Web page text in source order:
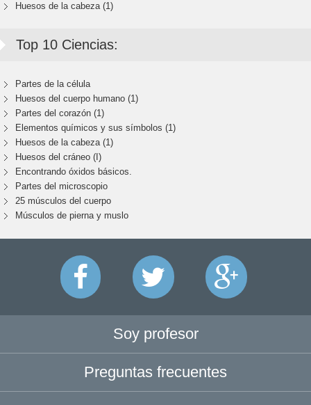
Huesos de la cabeza (1)
Top 10 Ciencias:
Partes de la célula
Huesos del cuerpo humano (1)
Partes del corazón (1)
Elementos químicos y sus símbolos (1)
Huesos de la cabeza (1)
Huesos del cráneo (I)
Encontrando óxidos básicos.
Partes del microscopio
25 músculos del cuerpo
Músculos de pierna y muslo
Soy profesor
Preguntas frecuentes